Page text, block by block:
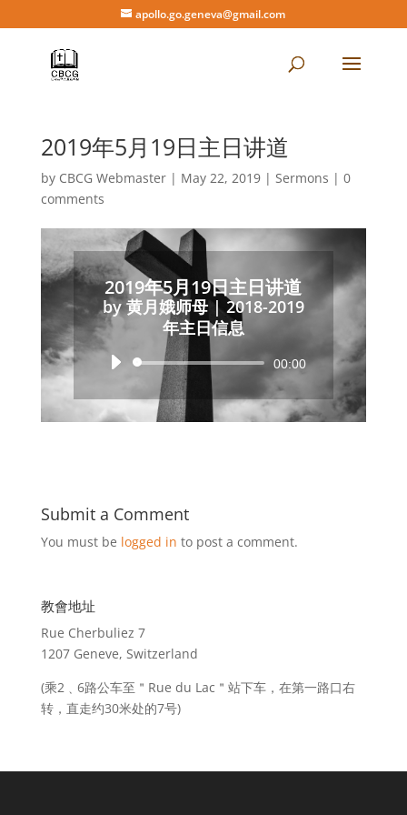
apollo.go.geneva@gmail.com
2019年5月19日主日讲道
by CBCG Webmaster| May 22, 2019| Sermons | 0
comments
2019年5月19日主日讲道
by黄月娥师母|2018-2019
年主日信息
Audio
Player
00:00
Submit a Comment
You must be logged in to post a comment.
教會地址
Rue Cherbuliez 7
1207 Geneve, Switzerland
(乘2﹑6路公车至＂Rue du Lac＂站下车，在第一路口右
转，直走约30米处的7号)